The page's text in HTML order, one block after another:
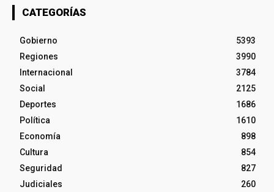
CATEGORÍAS
Gobierno
5393
Regiones
3990
Internacional
3784
Social
2125
Deportes
1686
Política
1610
Economía
898
Cultura
854
Seguridad
827
Judiciales
260